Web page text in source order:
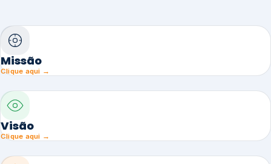
Missão
Clique aqui →
Visão
Clique aqui →